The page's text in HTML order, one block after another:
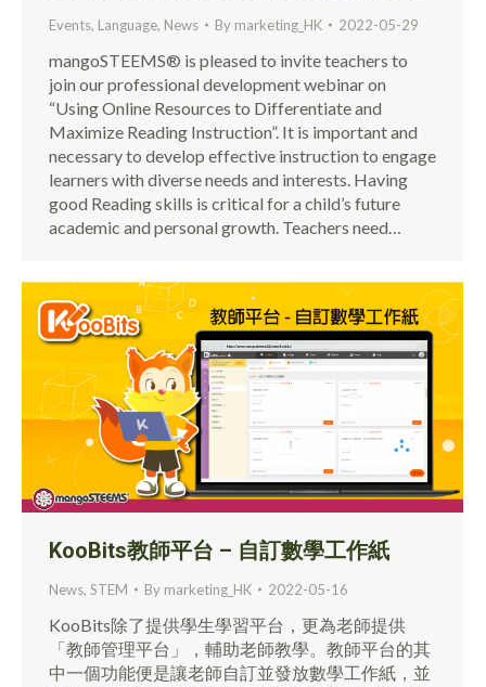
Events, Language, News By marketing_HK 2022-05-29
mangoSTEEMS® is pleased to invite teachers to
join our professional development webinar on
“Using Online Resources to Differentiate and
Maximize Reading Instruction”. It is important and
necessary to develop effective instruction to engage
learners with diverse needs and interests. Having
good Reading skills is critical for a child’s future
academic and personal growth. Teachers need…
KooBits教師平台 – 自訂數學工作紙
News, STEM By marketing_HK 2022-05-16
KooBits除了提供學生學習平台，更為老師提供
「教師管理平台」，輔助老師教學。教師平台的其
中一個功能便是讓老師自訂並發放數學工作紙，並